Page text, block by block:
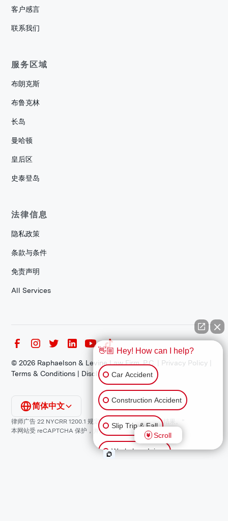
客户感言
联系我们
服务区域
布朗克斯
布鲁克林
长岛
曼哈顿
皇后区
史泰登岛
法律信息
隐私政策
条款与条件
免责声明
All Services
©2026 Raphaelson & Levine Law Firm, P.C. | Privacy Policy
Terms & Conditions | Disclaimer
律师广告 22 NYCRR 1200.1 规定：“过往结果不保证类似结果。”
本网站受 reCAPTCHA 保护，并适用谷歌
隐私政策和 。
简体中文
👋🏼 Hey! How can I help?
Car Accident
Construction Accident
Slip Trip & Fall
Workplace Injury
Scroll